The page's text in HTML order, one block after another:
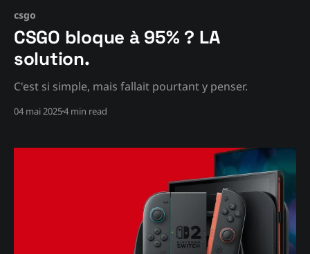
csgo
CSGO bloque à 95% ? LA
solution.
C'est si simple, mais fallait pourtant y penser.
04 mai 20254 min read